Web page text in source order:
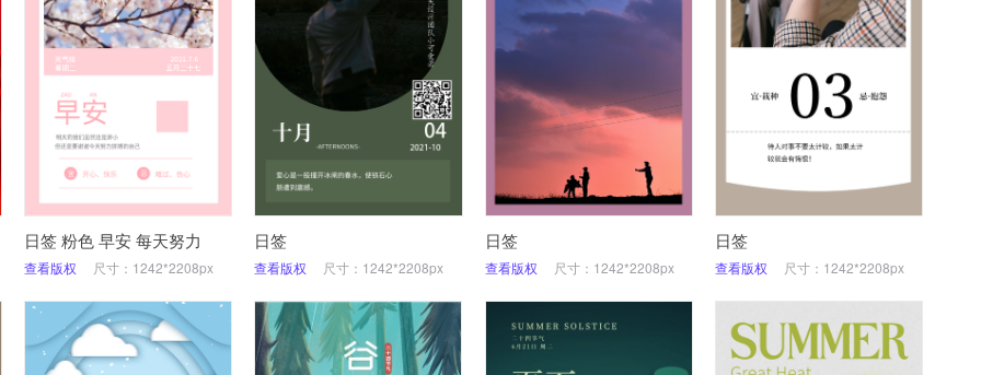
日签 粉色 早安 每天努力
查看版权 尺寸：1242*2208px
日签
查看版权 尺寸：1242*2208px
日签
查看版权 尺寸：1242*2208px
日签
查看版权 尺寸：1242*2208px